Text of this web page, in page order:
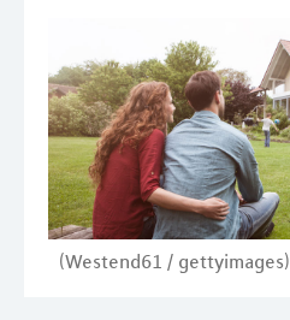
(Westend61 / gettyimages)